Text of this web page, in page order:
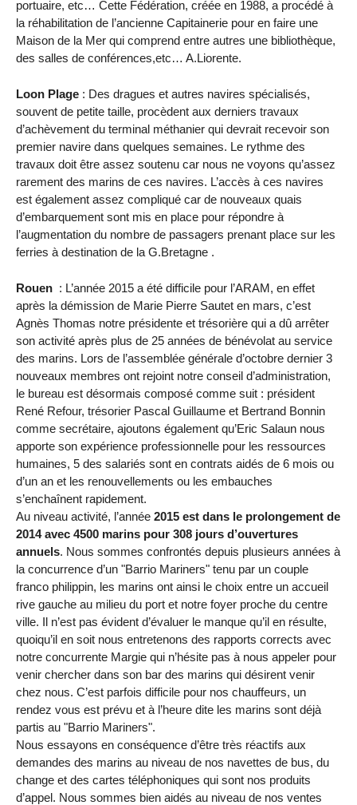
portuaire, etc… Cette Fédération, créée en 1988, a procédé à
la réhabilitation de l’ancienne Capitainerie pour en faire une
Maison de la Mer qui comprend entre autres une bibliothèque,
des salles de conférences,etc… A.Liorente.
Loon Plage : Des dragues et autres navires spécialisés,
souvent de petite taille, procèdent aux derniers travaux
d’achèvement du terminal méthanier qui devrait recevoir son
premier navire dans quelques semaines. Le rythme des
travaux doit être assez soutenu car nous ne voyons qu’assez
rarement des marins de ces navires. L’accès à ces navires
est également assez compliqué car de nouveaux quais
d’embarquement sont mis en place pour répondre à
l’augmentation du nombre de passagers prenant place sur les
ferries à destination de la G.Bretagne .
Rouen : L’année 2015 a été difficile pour l’ARAM, en effet
après la démission de Marie Pierre Sautet en mars, c’est
Agnès Thomas notre présidente et trésorière qui a dû arrêter
son activité après plus de 25 années de bénévolat au service
des marins. Lors de l’assemblée générale d’octobre dernier 3
nouveaux membres ont rejoint notre conseil d’administration,
le bureau est désormais composé comme suit : président
René Refour, trésorier Pascal Guillaume et Bertrand Bonnin
comme secrétaire, ajoutons également qu’Eric Salaun nous
apporte son expérience professionnelle pour les ressources
humaines, 5 des salariés sont en contrats aidés de 6 mois ou
d’un an et les renouvellements ou les embauches
s’enchaînent rapidement.
Au niveau activité, l’année 2015 est dans le prolongement de
2014 avec 4500 marins pour 308 jours d’ouvertures
annuels. Nous sommes confrontés depuis plusieurs années à
la concurrence d’un "Barrio Mariners" tenu par un couple
franco philippin, les marins ont ainsi le choix entre un accueil
rive gauche au milieu du port et notre foyer proche du centre
ville. Il n’est pas évident d’évaluer le manque qu’il en résulte,
quoiqu’il en soit nous entretenons des rapports corrects avec
notre concurrente Margie qui n’hésite pas à nous appeler pour
venir chercher dans son bar des marins qui désirent venir
chez nous. C’est parfois difficile pour nos chauffeurs, un
rendez vous est prévu et à l’heure dite les marins sont déjà
partis au "Barrio Mariners".
Nous essayons en conséquence d’être très réactifs aux
demandes des marins au niveau de nos navettes de bus, du
change et des cartes téléphoniques qui sont nos produits
d’appel. Nous sommes bien aidés au niveau de nos ventes